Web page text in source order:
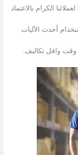
الكرام بالاعتماد
أحدث الآليات
واقل تكاليف.